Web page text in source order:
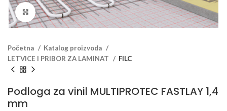
Klikni za veći prikaz
Početna
Katalog proizvoda
LETVICE I PRIBOR ZA LAMINAT
FILC
Podloga za vinil MULTIPROTEC FASTLAY 1,4
mm